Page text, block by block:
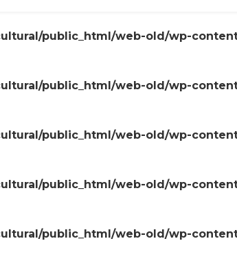
public_html/web-old/wp-
public_html/web-old/wp-
public_html/web-old/wp-
public_html/web-old/wp-
public_html/web-old/wp-